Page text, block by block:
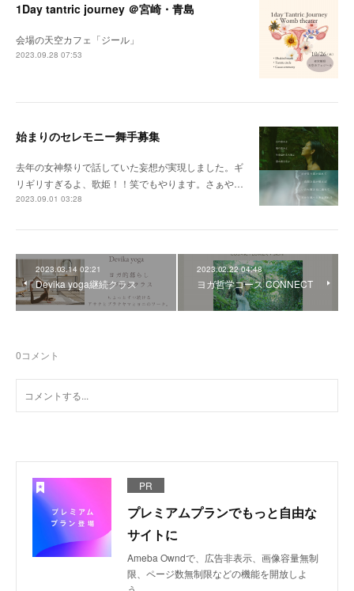
1Day tantric journey ＠宮崎・青島
会場の天空カフェ「ジール」
2023.09.28 07:53
始まりのセレモニー舞手募集
去年の女神祭りで話していた妄想が実現しました。ギ
リギリすぎるよ、歌姫！！笑でもやります。さぁや…
2023.09.01 03:28
2023.03.14 02:21
Devika yoga継続クラス
2023.02.22 04:48
ヨガ哲学コース CONNECT
0コメント
PR
プレミアムプランでもっと自由な
サイトに
Ameba Owndで、広告非表示、画像容量無制
限、ページ数無制限などの機能を開放しよ